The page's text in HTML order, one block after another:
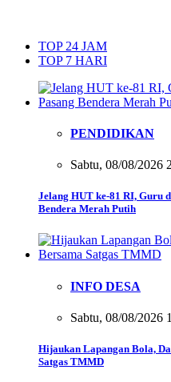
TOP 24 JAM
TOP 7 HARI
PENDIDIKAN
Sabtu, 08/08/2026
Jelang HUT ke-81 RI, Guru
Bendera Merah Putih
INFO DESA
Sabtu, 08/08/2026
Hijaukan Lapangan Bola,
Satgas TMMD